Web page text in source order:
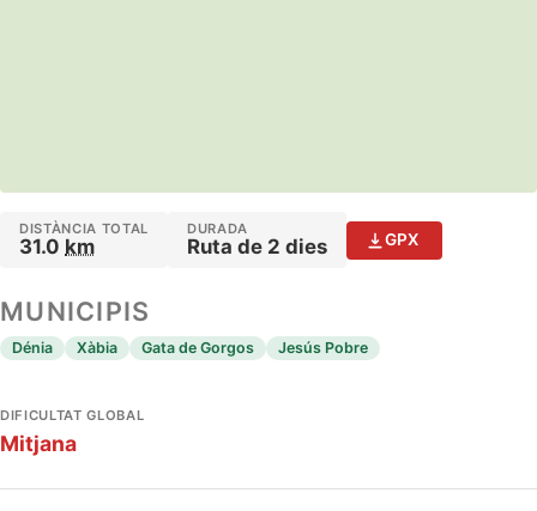
DISTÀNCIA TOTAL
31.0 km
DURADA
Ruta de 2 dies GPX
MUNICIPIS
Dénia Xàbia Gata de Gorgos Jesús Pobre
DIFICULTAT GLOBAL
Mitjana